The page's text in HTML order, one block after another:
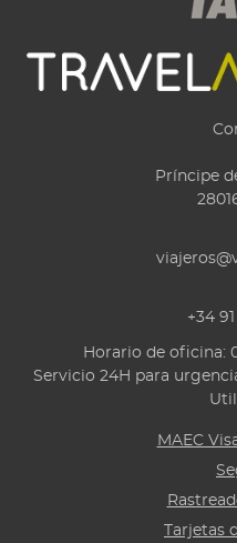
Príncipe
+34
Horario de oficina:
Servicio 24H para
MAEC
Tarjetas